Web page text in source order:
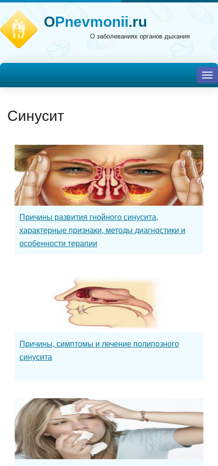
OPnevmonii.ru
О заболеваниях органов дыхания
Синусит
Причины развития гнойного синусита,
характерные признаки, методы диагностики и
особенности терапии
Причины, симптомы и лечение полипозного
синусита